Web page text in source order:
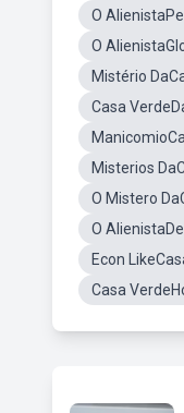
O
O
Mistério
Casa
Misterios
O Mistero
O
Econ
Casa